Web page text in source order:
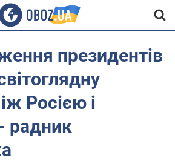
президентів
Росією і
радник